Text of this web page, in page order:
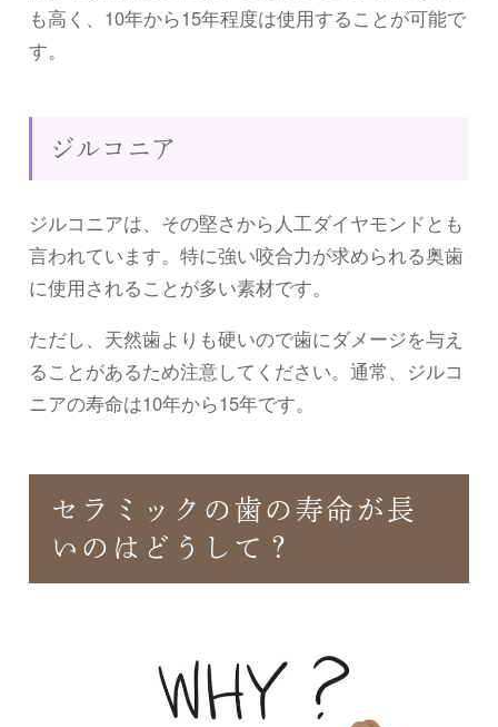
も高く、10年から15年程度は使用することが可能で
す。
ジルコニア
ジルコニアは、その堅さから人工ダイヤモンドとも
言われています。特に強い咬合力が求められる奥歯
に使用されることが多い素材です。
ただし、天然歯よりも硬いので歯にダメージを与え
ることがあるため注意してください。通常、ジルコ
ニアの寿命は10年から15年です。
セラミックの歯の寿命が長
いのはどうして？